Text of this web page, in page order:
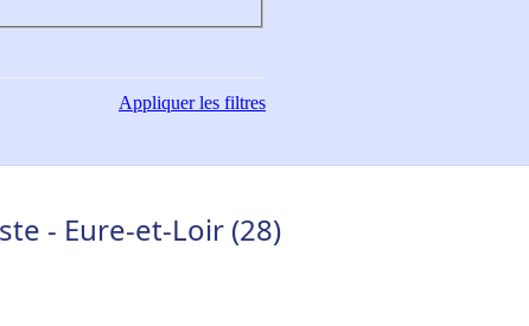
Appliquerles filtres
- Eure-et-Loir (28)